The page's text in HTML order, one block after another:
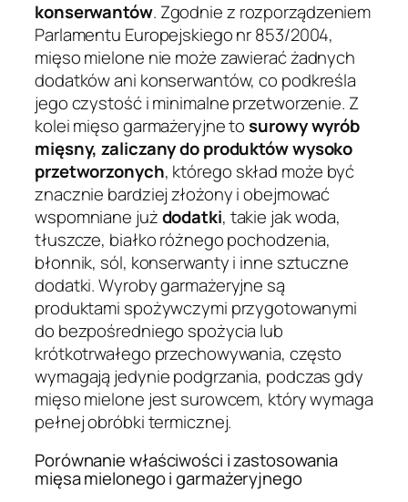
konserwantów. Zgodnie z rozporządzeniem
Parlamentu Europejskiego nr 853/2004,
mięso mielone nie może zawierać żadnych
dodatków ani konserwantów, co podkreśla
jego czystość i minimalne przetworzenie. Z
kolei mięso garmażeryjne tosurowy wyrób
mięsny, zaliczany do produktów wysoko
przetworzonych, którego skład może być
znacznie bardziej złożony i obejmować
wspomniane jużdodatki, takie jak woda,
tłuszcze, białko różnego pochodzenia,
błonnik, sól, konserwanty i inne sztuczne
dodatki. Wyroby garmażeryjne są
produktami spożywczymi przygotowanymi
do bezpośredniego spożycia lub
krótkotrwałego przechowywania, często
wymagają jedynie podgrzania, podczas gdy
mięso mielone jest surowcem, który wymaga
pełnej obróbki termicznej.
Porównanie właściwości i zastosowania
mięsa mielonego i garmażeryjnego